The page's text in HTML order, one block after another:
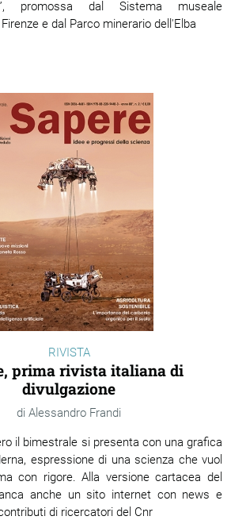
promossa dal Sistema museale
e dal Parco minerario dell'Elba
RIVISTA
prima rivista italiana di
divulgazione
Alessandro Frandi
il bimestrale si presenta con una grafica
espressione di una scienza che vuol
con rigore. Alla versione cartacea del
anche un sito internet con news e
di ricercatori del Cnr